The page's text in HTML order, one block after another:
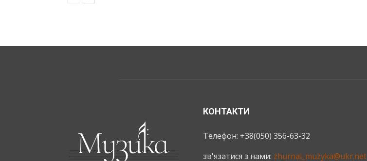
КОНТАКТИ
Телефон: +38(050) 356-63-32
зв'язатися з нами: zhurnal_muzyka@ukr.net